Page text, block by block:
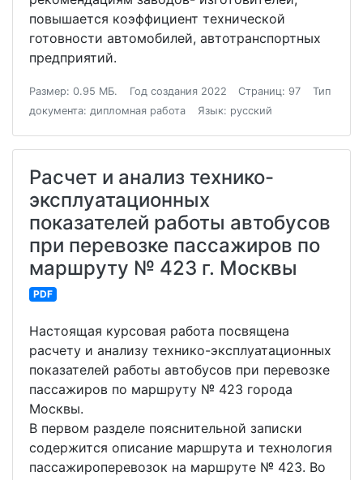
повышается коэффициент технической
готовности автомобилей, автотранспортных
предприятий.
Размер: 0.95 МБ. Год создания 2022 Страниц: 97
Тип
документа: дипломная работа
Язык: русский
Расчет и анализ технико-
эксплуатационных
показателей работы автобусов
при перевозке пассажиров по
маршруту № 423 г. Москвы
PDF
Настоящая курсовая работа посвящена
расчету и анализу технико-эксплуатационных
показателей работы автобусов при перевозке
пассажиров по маршруту № 423 города
Москвы.
В первом разделе пояснительной записки
содержится описание маршрута и технология
пассажироперевозок на маршруте № 423. Во